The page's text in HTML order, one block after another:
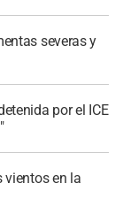
severas y
por el ICE
vientos en la